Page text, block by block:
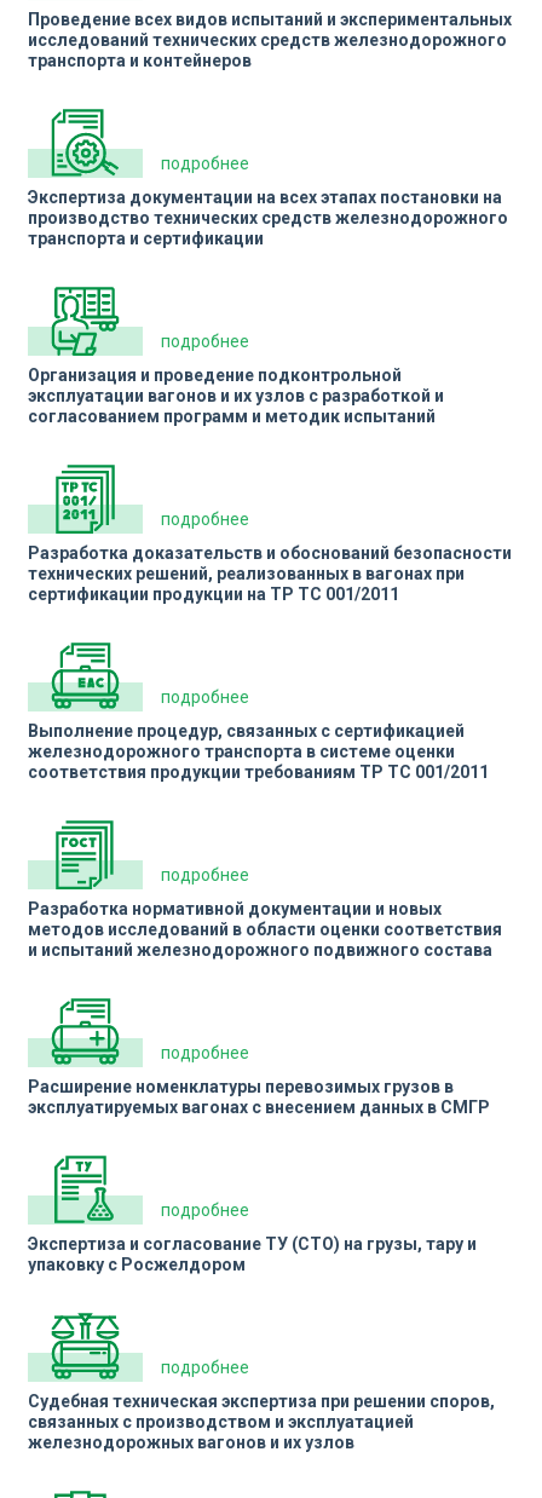
Проведение всех видов испытаний и экспериментальных
исследований технических средств железнодорожного
транспорта и контейнеров
подробнее
Экспертиза документации на всех этапах постановки на
производство технических средств железнодорожного
транспорта и сертификации
подробнее
Организация и проведение подконтрольной
эксплуатации вагонов и их узлов с разработкой и
согласованием программ и методик испытаний
подробнее
Разработка доказательств и обоснований безопасности
технических решений, реализованных в вагонах при
сертификации продукции на ТР ТС 001/2011
подробнее
Выполнение процедур, связанных с сертификацией
железнодорожного транспорта в системе оценки
соответствия продукции требованиям ТР ТС 001/2011
подробнее
Разработка нормативной документации и новых
методов исследований в области оценки соответствия
и испытаний железнодорожного подвижного состава
подробнее
Расширение номенклатуры перевозимых грузов в
эксплуатируемых вагонах с внесением данных в СМГР
подробнее
Экспертиза и согласование ТУ (СТО) на грузы, тару и
упаковку с Росжелдором
подробнее
Судебная техническая экспертиза при решении споров,
связанных с производством и эксплуатацией
железнодорожных вагонов и их узлов